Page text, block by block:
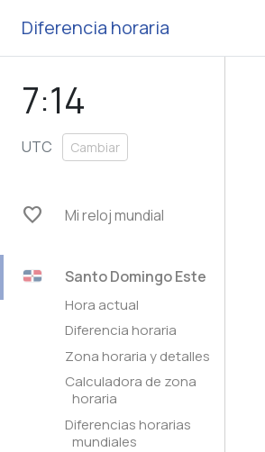
Diferencia horaria
7:14
UTC Cambiar
favorite Mi reloj mundial
Santo Domingo Este
Hora actual
Diferencia horaria
Zona horaria y detalles
Calculadora de zona
horaria
Diferencias horarias
mundiales